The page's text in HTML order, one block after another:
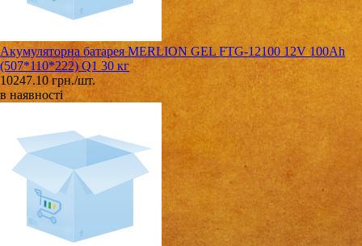
Акумуляторна батарея MERLION GEL FTG-12100 12V 100Ah
(507*110*222) Q1 30 кг
10247.10 грн./шт.
в наявності